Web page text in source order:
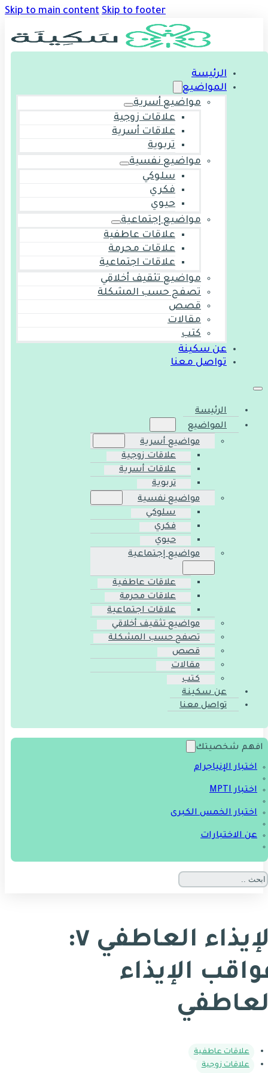
Skip to main content Skip to footer
الرئيسة
المواضيع
مواضيع أسرية
علاقات زوجية
علاقات أسرية
تربوية
مواضيع نفسية
سلوكي
فكري
حيوي
مواضيع إجتماعية
علاقات عاطفية
علاقات محرمة
علاقات اجتماعية
مواضيع تثقيف أخلاقي
تصفح حسب المشكلة
قصص
مقالات
كتب
عن سكينة
تواصل معنا
الرئيسة
المواضيع
مواضيع أسرية
علاقات زوجية
علاقات أسرية
تربوية
مواضيع نفسية
سلوكي
فكري
حيوي
مواضيع إجتماعية
علاقات عاطفية
علاقات محرمة
علاقات اجتماعية
مواضيع تثقيف أخلاقي
تصفح حسب المشكلة
قصص
مقالات
كتب
عن سكينة
تواصل معنا
افهم شخصيتك
اختبار الإنياجرام
اختبار MPTI
اختبار الخمس الكبرى
عن الاختبارات
الإيذاء العاطفي ٧:
الإيذاء
علاقات عاطفية
علاقات زوجية